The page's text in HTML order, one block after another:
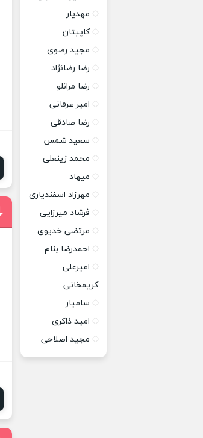
مهدیار
کاپیتان
مجید رضوی
رضا رضانژاد
رضا مرانلو
امیر عرفانی
رضا صادقی
سعید شمس
محمد زینعلی
میهاد
مهرزاد اسفندیاری
فرشاد میرزایی
مرتضی خدیوی
احمدرضا بنام
امیرعلی
کریمخانی
سامیار
امید ذاکری
مجید اصلاحی